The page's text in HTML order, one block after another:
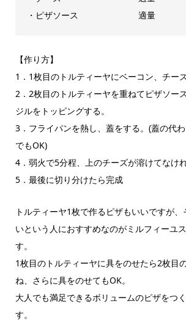
・ピザソース 適量
【作り方】
1．1枚目のトルティーヤにベーコン、チーズ
2．2枚目のトルティーヤを重ねてピザソー
ジルをトッピングする。
3．フライパンを熱し、蓋をする。(蓋の代
でもOK)
4．弱火で5分程、上のチーズが溶けてなけ
5．最後に切り分けたら完成
トルティーヤ1枚で作るピザもいいですが
いという人におすすめなのがミルフィーユ
す。
1枚目のトルティーヤに具をのせたら2枚目
ね、さらに具をのせてもOK。
大人でも満足できるボリュームのピザをつ
す。